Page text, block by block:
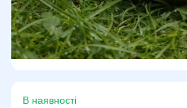
В наявності